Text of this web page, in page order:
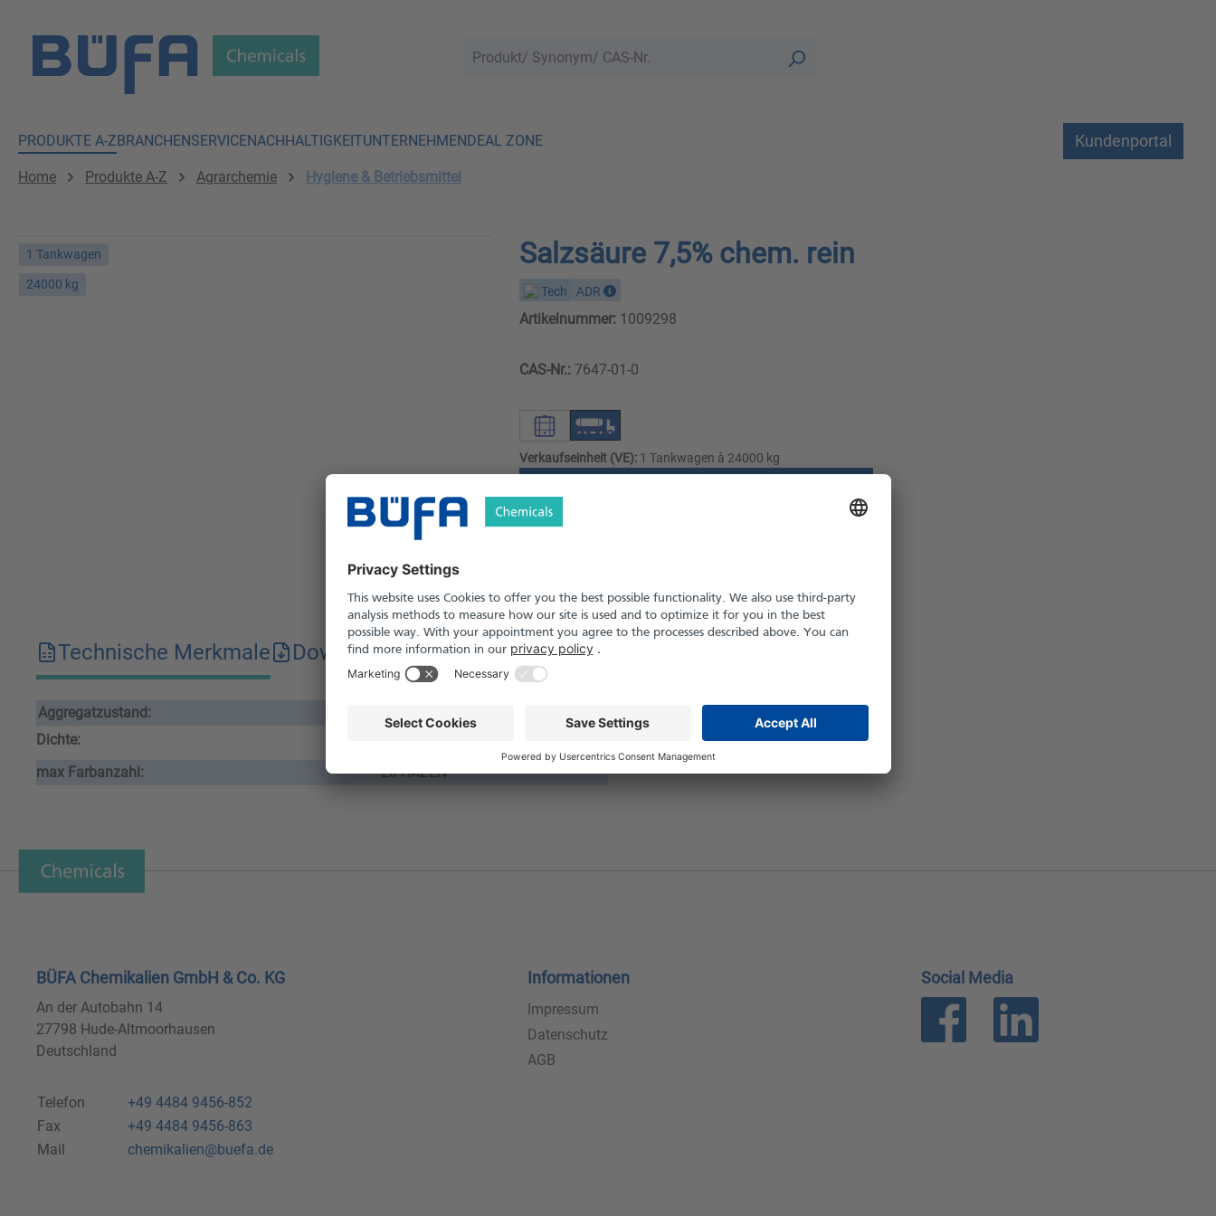
PRODUKTE A-ZBRANCHENSERVICENACHHALTIGKEITUNTERNEHMENDEAL ZONE Kundenportal
Home Produkte A-Z Agrarchemie Hygiene & Betriebsmittel
1 Tankwagen
24000 kg
Salzsäure 7,5% chem. rein
Tech ADR
Artikelnummer:1009298
CAS-Nr.:7647-01-0
Verkaufseinheit (VE):1 Tankwagen à 24000 kg
Technische Merkmale Downloads Sicherheitshinweise
Aggregatzustand:
Dichte:
max Farbanzahl:
20 HAZEN
BÜFA Chemikalien GmbH & Co. KG
An der Autobahn 14
27798 Hude-Altmoorhausen
Deutschland
Telefon
+49 4484 9456-852
Fax
+49 4484 9456-863
Mail
chemikalien@buefa.de
Informationen
Impressum
Datenschutz
AGB
Social Media